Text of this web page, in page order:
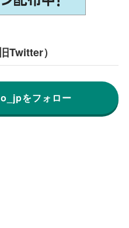
Twitter）
をフォロー